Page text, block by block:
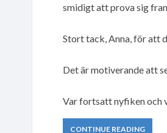
smidigt att prova sig
Stort tack, Anna, för att
Det är motiverande att
Var fortsatt nyfiken och
CONTINUE READING